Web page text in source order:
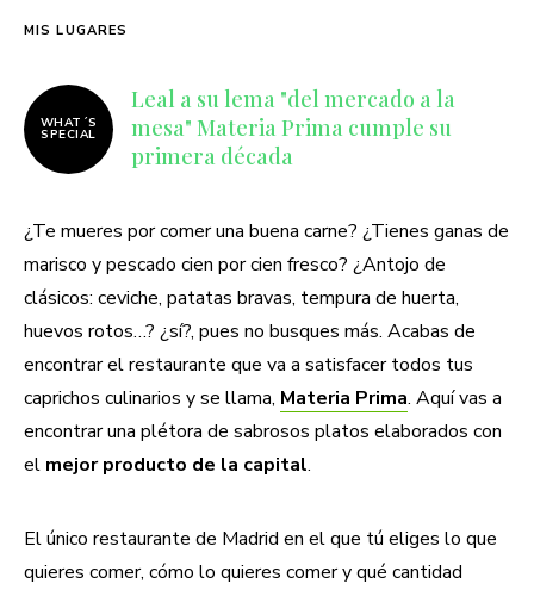
MIS LUGARES
WHAT´S
SPECIAL
Leal a su lema "del mercado a la
mesa" Materia Prima cumple su
primera década
¿Te mueres por comer una buena carne? ¿Tienes ganas de
marisco y pescado cien por cien fresco? ¿Antojo de
clásicos: ceviche, patatas bravas, tempura de huerta,
huevos rotos…? ¿sí?, pues no busques más. Acabas de
encontrar el restaurante que va a satisfacer todos tus
caprichos culinarios y se llama, Materia Prima. Aquí vas a
encontrar una plétora de sabrosos platos elaborados con
el mejor producto de la capital.
El único restaurante de Madrid en el que tú eliges lo que
quieres comer, cómo lo quieres comer y qué cantidad